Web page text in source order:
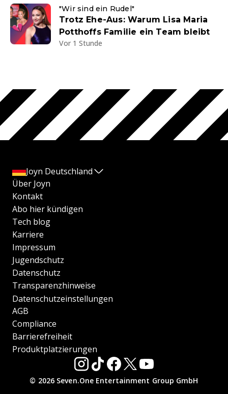
"Wir sind ein Rudel"
Trotz Ehe-Aus: Warum Lisa Maria
Potthoffs Familie ein Team bleibt
Vor 1 Stunde
Joyn Deutschland
Über Joyn
Kontakt
Abo hier kündigen
Tech blog
Karriere
Impressum
Jugendschutz
Datenschutz
Transparenzhinweise
Datenschutzeinstellungen
AGB
Compliance
Barrierefreiheit
Produktplatzierungen
© 2026 Seven.One Entertainment Group GmbH